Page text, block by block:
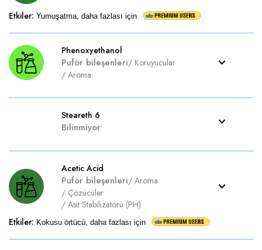
Etkiler: Yumuşatma, daha fazlası için
Phenoxyethanol
Puför bileşenleri/ Koruyucular
/ Aroma
Steareth 6
Bilinmiyor
Acetic Acid
Puför bileşenleri/ Aroma
/ Çözücüler
/ Asit Stabilizatörü (PH)
Etkiler: Kokusu örtücü, daha fazlası için